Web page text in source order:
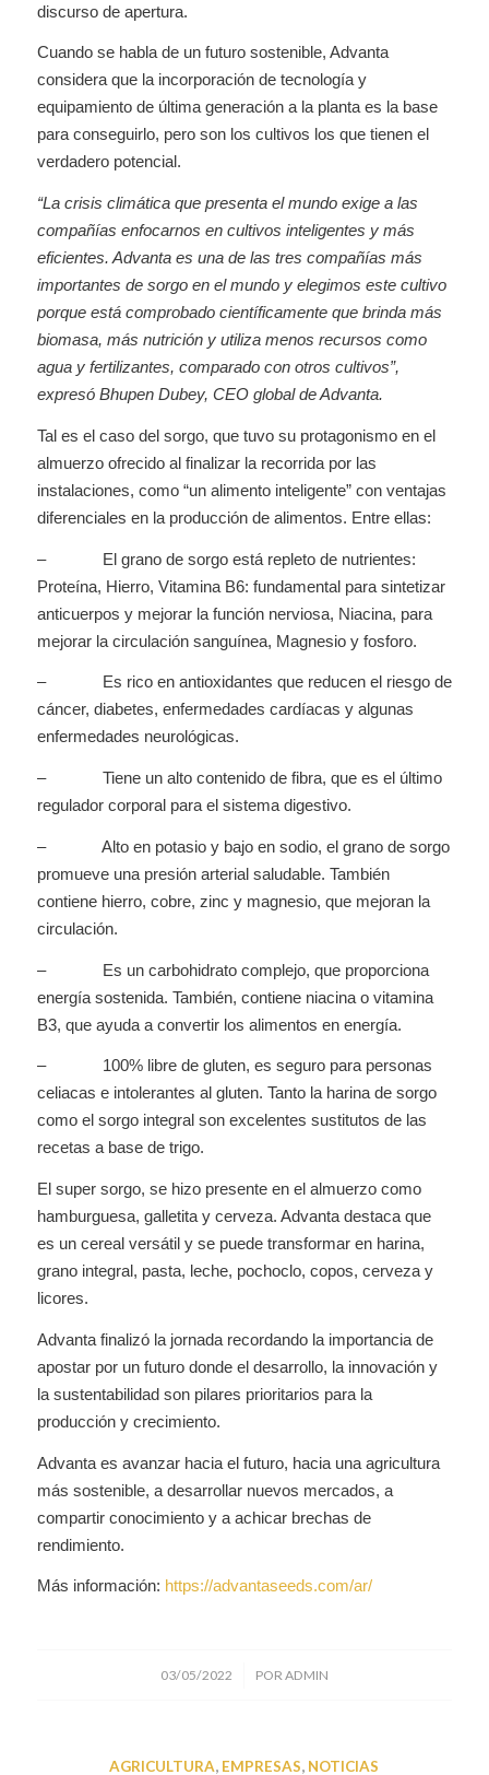
discurso de apertura.
Cuando se habla de un futuro sostenible, Advanta
considera que la incorporación de tecnología y
equipamiento de última generación a la planta es la base
para conseguirlo, pero son los cultivos los que tienen el
verdadero potencial.
“La crisis climática que presenta el mundo exige a las
compañías enfocarnos en cultivos inteligentes y más
eficientes. Advanta es una de las tres compañías más
importantes de sorgo en el mundo y elegimos este cultivo
porque está comprobado científicamente que brinda más
biomasa, más nutrición y utiliza menos recursos como
agua y fertilizantes, comparado con otros cultivos”,
expresó Bhupen Dubey, CEO global de Advanta.
Tal es el caso del sorgo, que tuvo su protagonismo en el
almuerzo ofrecido al finalizar la recorrida por las
instalaciones, como “un alimento inteligente” con ventajas
diferenciales en la producción de alimentos. Entre ellas:
– El grano de sorgo está repleto de nutrientes:
Proteína, Hierro, Vitamina B6: fundamental para sintetizar
anticuerpos y mejorar la función nerviosa, Niacina, para
mejorar la circulación sanguínea, Magnesio y fosforo.
– Es rico en antioxidantes que reducen el riesgo de
cáncer, diabetes, enfermedades cardíacas y algunas
enfermedades neurológicas.
– Tiene un alto contenido de fibra, que es el último
regulador corporal para el sistema digestivo.
– Alto en potasio y bajo en sodio, el grano de sorgo
promueve una presión arterial saludable. También
contiene hierro, cobre, zinc y magnesio, que mejoran la
circulación.
– Es un carbohidrato complejo, que proporciona
energía sostenida. También, contiene niacina o vitamina
B3, que ayuda a convertir los alimentos en energía.
– 100% libre de gluten, es seguro para personas
celiacas e intolerantes al gluten. Tanto la harina de sorgo
como el sorgo integral son excelentes sustitutos de las
recetas a base de trigo.
El super sorgo, se hizo presente en el almuerzo como
hamburguesa, galletita y cerveza. Advanta destaca que
es un cereal versátil y se puede transformar en harina,
grano integral, pasta, leche, pochoclo, copos, cerveza y
licores.
Advanta finalizó la jornada recordando la importancia de
apostar por un futuro donde el desarrollo, la innovación y
la sustentabilidad son pilares prioritarios para la
producción y crecimiento.
Advanta es avanzar hacia el futuro, hacia una agricultura
más sostenible, a desarrollar nuevos mercados, a
compartir conocimiento y a achicar brechas de
rendimiento.
Más información: https://advantaseeds.com/ar/
03/05/2022
/ PORADMIN
AGRICULTURA, EMPRESAS, NOTICIAS